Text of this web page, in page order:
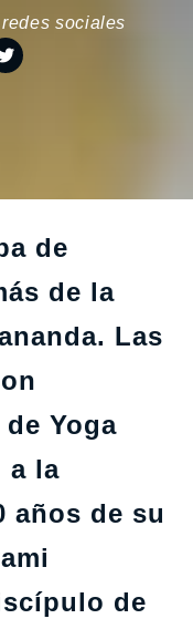
sociales
de
de la
Las
Yoga
a la
años de su
de